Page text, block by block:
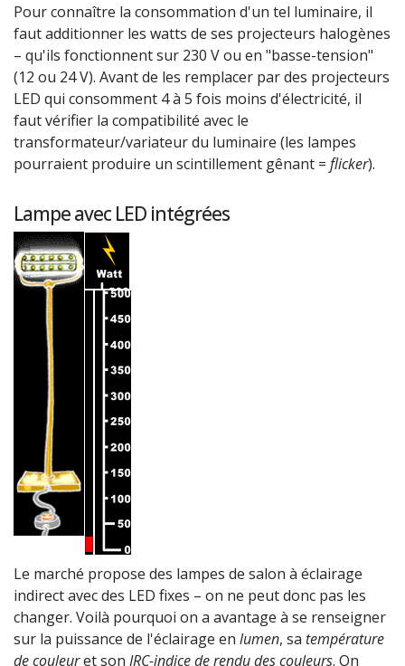
Pour connaître la consommation d'un tel luminaire, il
faut additionner les watts de ses projecteurs halogènes
– qu'ils fonctionnent sur 230 V ou en "basse-tension"
(12 ou 24 V). Avant de les remplacer par des projecteurs
LED qui consomment 4 à 5 fois moins d'électricité, il
faut vérifier la compatibilité avec le
transformateur/variateur du luminaire (les lampes
pourraient produire un scintillement gênant = flicker).
Lampe avec LED intégrées
Le marché propose des lampes de salon à éclairage
indirect avec des LED fixes – on ne peut donc pas les
changer. Voilà pourquoi on a avantage à se renseigner
sur la puissance de l'éclairage en lumen, sa température
de couleuret son IRC-indice de rendu des couleurs. On